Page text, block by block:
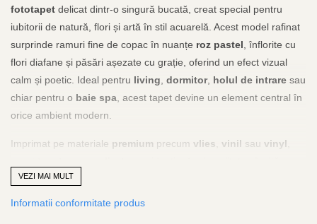
fototapet delicat dintr-o singură bucată, creat special pentru
iubitorii de natură, flori și artă în stil acuarelă. Acest model rafinat
surprinde ramuri fine de copac în nuanțe roz pastel, înflorite cu
flori diafane și păsări așezate cu grație, oferind un efect vizual
calm și poetic. Ideal pentru living, dormitor, holul de intrare sau
chiar pentru o baie spa, acest tapet devine un element central în
orice ambient modern.
Imprimat pe materiale premium precum vlies vinil sau vinyl
detaliilor și rezistența în timp. Textura ușor mată reduce reflexiile,
oferind un finisaj elegant și natural. Datorită tehnologiei avansate
VEZI MAI MULT
Informatii conformitate produs